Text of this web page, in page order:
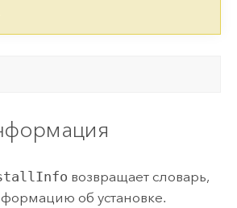
возвращает словарь,
об установке.